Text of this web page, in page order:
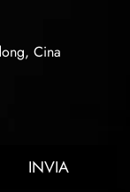
Cina
INVIA